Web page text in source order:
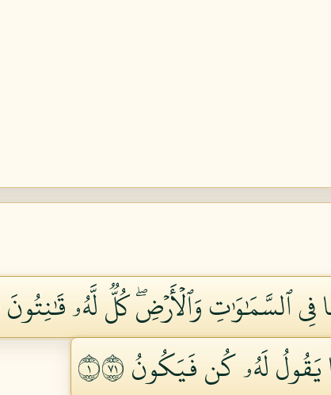
فِي ٱلسَّمَٰوَٰتِ وَٱلۡأَرۡضِۖ كُلّٞ لَّهُۥ قَٰنِتُونَ ١١٦
لَهُۥ كُن فَيَكُونُ ١١٧